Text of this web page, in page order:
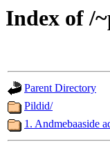
Index of /
Parent Directory
Pildid/
1. Andmebaaside